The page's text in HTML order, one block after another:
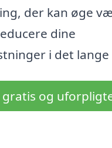
der kan øge
dine
i det lange
gratis og